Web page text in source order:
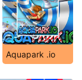
Aquapark .io